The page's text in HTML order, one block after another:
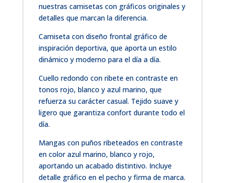
nuestras camisetas con gráficos originales y
detalles que marcan la diferencia.
Camiseta con diseño frontal gráfico de
inspiración deportiva, que aporta un estilo
dinámico y moderno para el día a día.
Cuello redondo con ribete en contraste en
tonos rojo, blanco y azul marino, que
refuerza su carácter casual. Tejido suave y
ligero que garantiza confort durante todo el
día.
Mangas con puños ribeteados en contraste
en color azul marino, blanco y rojo,
aportando un acabado distintivo. Incluye
detalle gráfico en el pecho y firma de marca.